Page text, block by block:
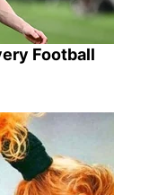
Football